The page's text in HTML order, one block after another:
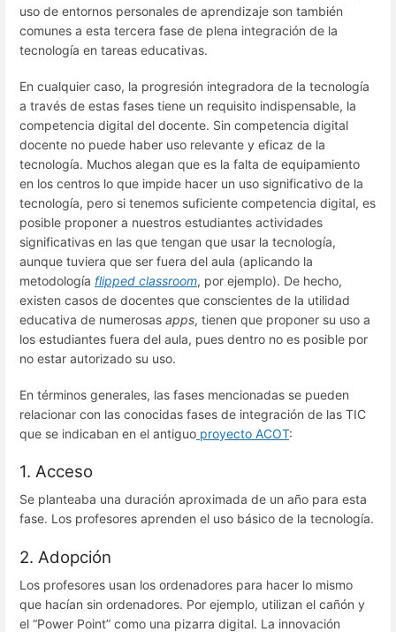
uso de entornos personales de aprendizaje son también
comunes a esta tercera fase de plena integración de la
tecnología en tareas educativas.
En cualquier caso, la progresión integradora de la tecnología
a través de estas fases tiene un requisito indispensable, la
competencia digital del docente. Sin competencia digital
docente no puede haber uso relevante y eficaz de la
tecnología. Muchos alegan que es la falta de equipamiento
en los centros lo que impide hacer un uso significativo de la
tecnología, pero si tenemos suficiente competencia digital, es
posible proponer a nuestros estudiantes actividades
significativas en las que tengan que usar la tecnología,
aunque tuviera que ser fuera del aula (aplicando la
metodología flipped classroom, por ejemplo). De hecho,
existen casos de docentes que conscientes de la utilidad
educativa de numerosas apps, tienen que proponer su uso a
los estudiantes fuera del aula, pues dentro no es posible por
no estar autorizado su uso.
En términos generales, las fases mencionadas se pueden
relacionar con las conocidas fases de integración de las TIC
que se indicaban en el antiguo proyecto ACOT:
1. Acceso
Se planteaba una duración aproximada de un año para esta
fase. Los profesores aprenden el uso básico de la tecnología.
2. Adopción
Los profesores usan los ordenadores para hacer lo mismo
que hacían sin ordenadores. Por ejemplo, utilizan el cañón y
el “Power Point” como una pizarra digital. La innovación